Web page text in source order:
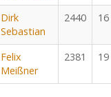
Dirk
Sebastian
2440 16
Felix
Meißner
2381 19